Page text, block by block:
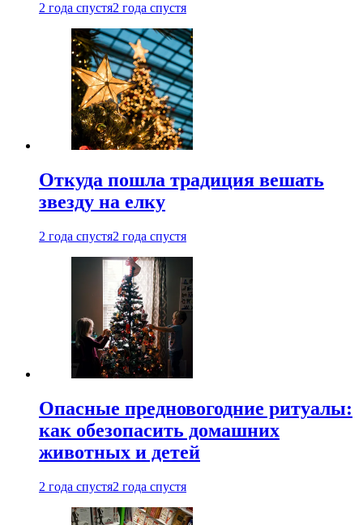
2 года спустя2 года спустя
Откуда пошла традиция вешать
звезду на елку
2 года спустя2 года спустя
Опасные предновогодние ритуалы:
как обезопасить домашних
животных и детей
2 года спустя2 года спустя